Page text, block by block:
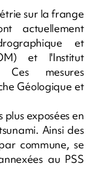
sur la frange
actuellement
et
et l'Institut
Ces mesures
Géologique et
plus exposées en
Ainsi des
commune, se
au PSS